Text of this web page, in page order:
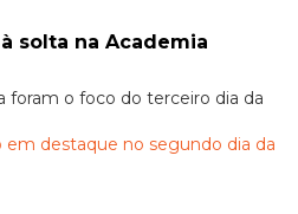
solta na Academia
foram o foco do terceiro dia da